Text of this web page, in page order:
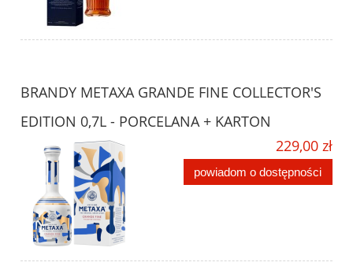
BRANDY METAXA GRANDE FINE COLLECTOR'S
EDITION 0,7L - PORCELANA + KARTON
229,00 zł
powiadom o dostępności